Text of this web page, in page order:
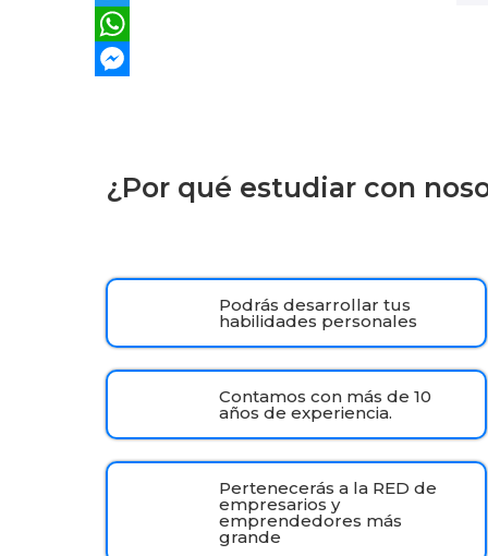
Twitter
WhatsApp
¿Por qué estudiar con
Podrás desarrollar tus
habilidades personales
Contamos con más de 10
años de experiencia.
Pertenecerás a la RED de
empresarios y
emprendedores más
grande